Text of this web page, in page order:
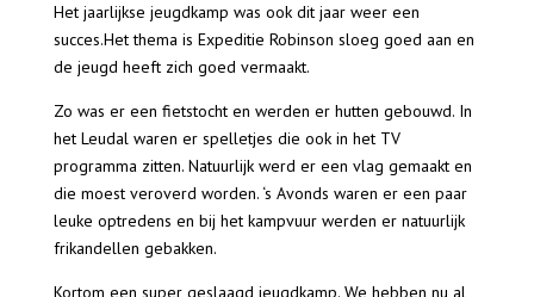
Het jaarlijkse jeugdkamp was ook dit jaar weer een
succes.Het thema is Expeditie Robinson sloeg goed aan en
de jeugd heeft zich goed vermaakt.
Zo was er een fietstocht en werden er hutten gebouwd. In
het Leudal waren er spelletjes die ook in het TV
programma zitten. Natuurlijk werd er een vlag gemaakt en
die moest veroverd worden. ‘s Avonds waren er een paar
leuke optredens en bij het kampvuur werden er natuurlijk
frikandellen gebakken.